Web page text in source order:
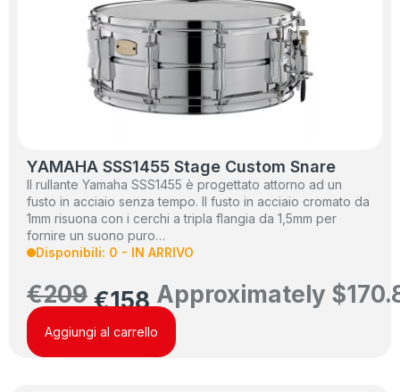
YAMAHA SSS1455 Stage Custom Snare
Il rullante Yamaha SSS1455 è progettato attorno ad un
fusto in acciaio senza tempo. Il fusto in acciaio cromato da
1mm risuona con i cerchi a tripla flangia da 1,5mm per
fornire un suono puro…
Disponibili: 0 - IN ARRIVO
€209 €158 Approximately $
Aggiungi al carrello